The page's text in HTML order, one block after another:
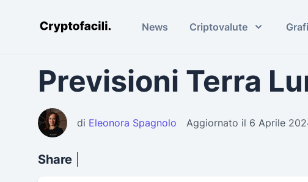
Cryptofacili.com News Criptovalute
Previsioni Terra
di Eleonora Spagnolo Aggiornato il 6 Aprile
Share